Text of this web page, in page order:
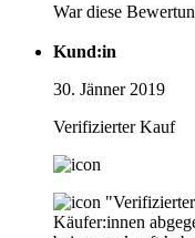
War diese
Kund:in
30. Jänner 2019
Verifizierter Kauf
Käufer:innen